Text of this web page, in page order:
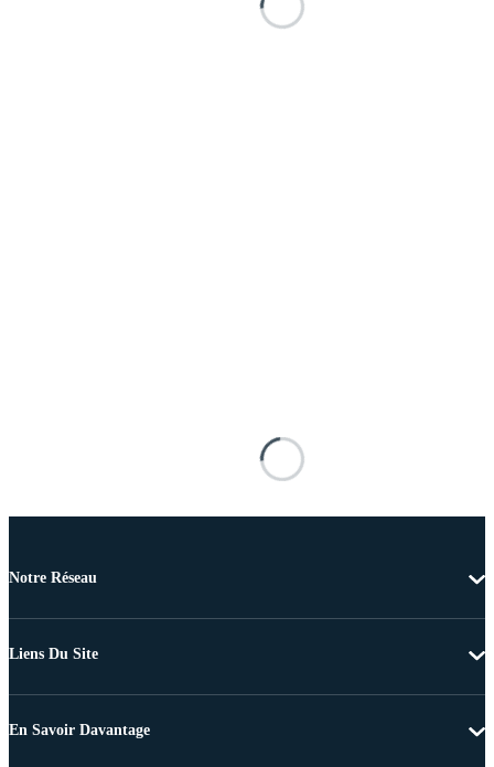
Notre Réseau
Liens Du Site
En Savoir Davantage